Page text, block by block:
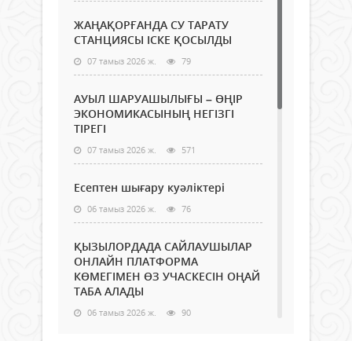
ЖАҢАҚОРҒАНДА СУ ТАРАТУ
СТАНЦИЯСЫ ІСКЕ ҚОСЫЛДЫ
07 тамыз 2026 ж. 79
АУЫЛ ШАРУАШЫЛЫҒЫ – ӨҢІР
ЭКОНОМИКАСЫНЫҢ НЕГІЗГІ
ТІРЕГІ
07 тамыз 2026 ж. 571
Есептен шығару куәліктері
06 тамыз 2026 ж. 76
ҚЫЗЫЛОРДАДА САЙЛАУШЫЛАР
ОНЛАЙН ПЛАТФОРМА
КӨМЕГІМЕН ӨЗ УЧАСКЕСІН ОҢАЙ
ТАБА АЛАДЫ
06 тамыз 2026 ж. 90